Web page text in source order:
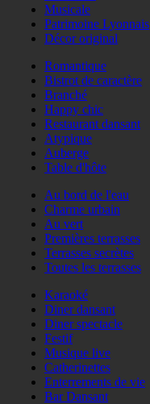
Musicale
Patrimoine Lyonnais
Décor original
Romantique
Bistrot de caractère
Branché
Happy chic
Restaurant dansant
Atypique
Auberge
Table d'hôte
Au bord de l'eau
Charme urbain
Au vert
Premières terrasses
Terrasses secrètes
Toutes les terrasses
Karaoké
Diner dansant
Diner spectacle
Festif
Musique live
Catherinettes
Enterrements de vie
Bar Dansant